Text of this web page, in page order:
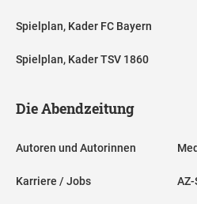
Spielplan, Kader FC Bayern
Spielplan, Kader TSV 1860
Die Abendzeitung
Autoren und Autorinnen
Karriere / Jobs AZ-